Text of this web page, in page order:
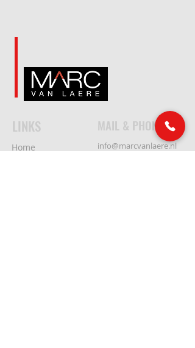
LINKS MAIL & PHONE
Home info@marcvanlaere.nl